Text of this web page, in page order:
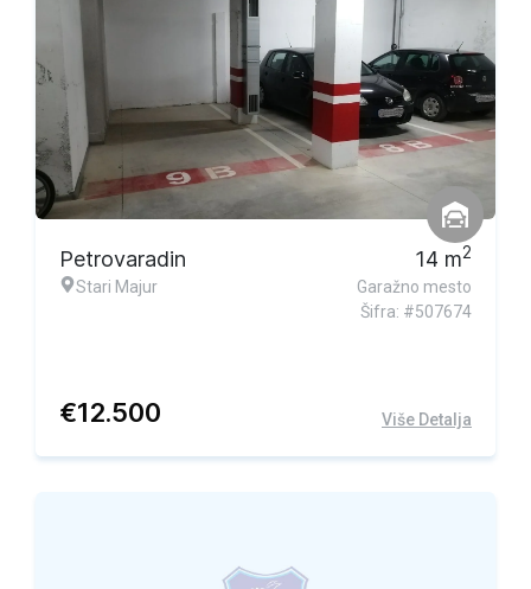
Petrovaradin
Stari Majur
14 m2
Garažno mesto
Šifra: #507674
€12.500 Više Detalja